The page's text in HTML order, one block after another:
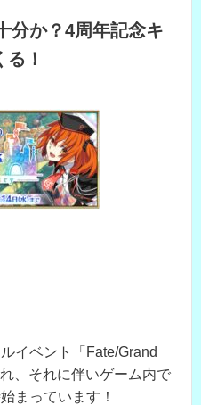
分か？4周年記念キ
！
イベント「Fate/Grand
、それに伴いゲーム内で
まっています！